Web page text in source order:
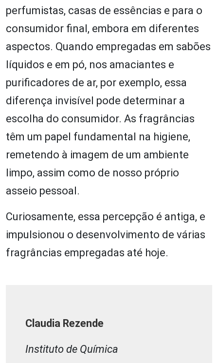
perfumistas, casas de essências e para o
consumidor final, embora em diferentes
aspectos. Quando empregadas em sabões
líquidos e em pó, nos amaciantes e
purificadores de ar, por exemplo, essa
diferença invisível pode determinar a
escolha do consumidor. As fragrâncias
têm um papel fundamental na higiene,
remetendo à imagem de um ambiente
limpo, assim como de nosso próprio
asseio pessoal.
Curiosamente, essa percepção é antiga, e
impulsionou o desenvolvimento de várias
fragrâncias empregadas até hoje.
Claudia Rezende
Instituto de Química